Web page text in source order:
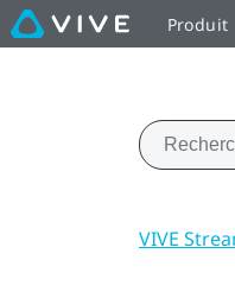
Produit
VIVE